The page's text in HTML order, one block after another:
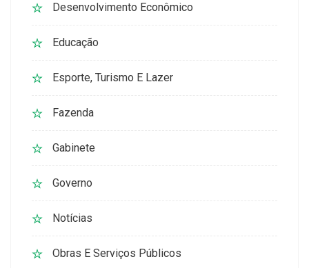
Desenvolvimento Econômico
Educação
Esporte, Turismo E Lazer
Fazenda
Gabinete
Governo
Notícias
Obras E Serviços Públicos